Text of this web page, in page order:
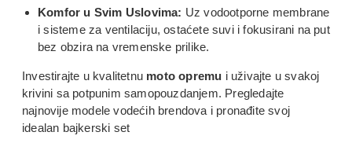
Komfor u Svim Uslovima: Uz vodootporne membrane
i sisteme za ventilaciju, ostaćete suvi i fokusirani na put
bez obzira na vremenske prilike.
Investirajte u kvalitetnu moto opremu i uživajte u svakoj
krivini sa potpunim samopouzdanjem. Pregledajte
najnovije modele vodećih brendova i pronađite svoj
idealan bajkerski set